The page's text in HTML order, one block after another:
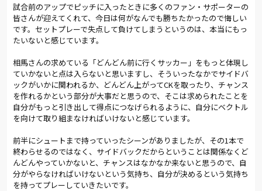
が最大の命題だ。
(総評: 岩本 勝暁)
試合前のアップでピッチに入ったときに多くのファン・サポーターの
皆さんが迎えてくれて、今日は何がなんでも勝ちたかったので悔しい
です。セットプレーで失点して負けてしまうというのは、本当にもっ
たいないと感じています。
相馬さんの求めている「どんどん前に行くサッカー」をもっと体現し
ていかないと点は入らないと思いますし、そういったなかでサイドバ
ックがいかに関われるか、どんどん上がってCKを取ったり、チャンス
を作れるかという部分が大事だと思うので、そこは求められたことを
自分がもっと引き出して得点につなげられるように、自分にベクトル
を向けて取り組まなければいけないと感じています。
前半にシュートまで持っていったシーンがありましたが、その1本で
終わらせるのではなく、サイドバックだからということは関係なくど
んどんやっていかないと、チャンスはなかなか来ないと思うので、自
分がやらなければいけないという気持ち、自分が決めるという気持ち
を持ってプレーしていきたいです。